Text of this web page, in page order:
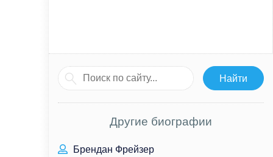
Другие биографии
Брендан Фрейзер